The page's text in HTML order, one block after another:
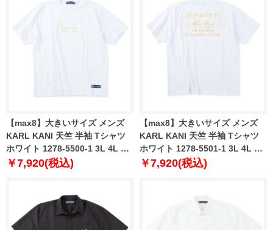
【max8】大きいサイズ メンズ
KARL KANI 天竺 半袖 Tシャツ
ホワイト 1278-5500-1 3L 4L 5L
6L 8L
￥7,920(税込)
【max8】大きいサイズ メンズ
KARL KANI 天竺 半袖 Tシャツ
ホワイト 1278-5501-1 3L 4L 5L
6L 8L
￥7,920(税込)